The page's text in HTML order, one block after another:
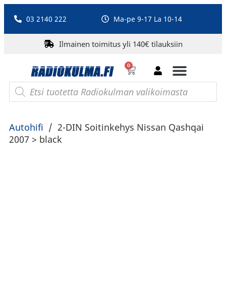
03 2140 222 Ma-pe 9-17 La 10-14
Ilmainen toimitus yli 140€ tilauksiin
0
Autohifi / 2-DIN Soitinkehys Nissan Qashqai
2007 > black